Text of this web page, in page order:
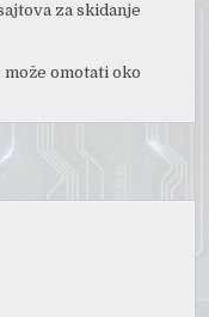
za skidanje
omotati oko